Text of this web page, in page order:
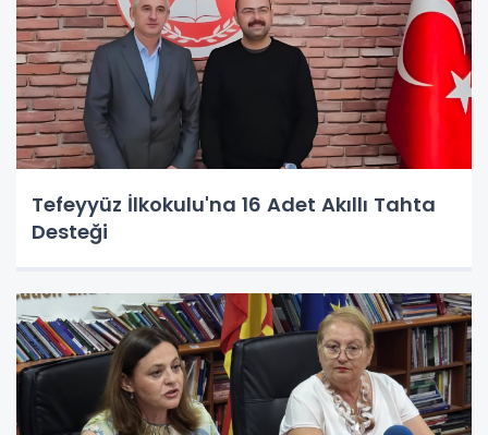
Tefeyyüz İlkokulu'na 16 Adet Akıllı Tahta
Desteği